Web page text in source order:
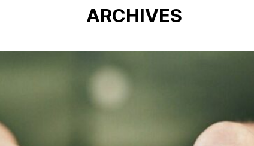
ARCHIVES